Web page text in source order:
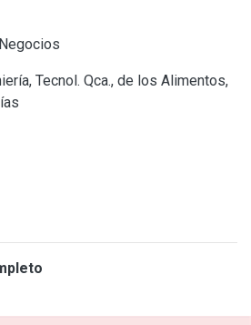
Tecnol. Qca., de los Alimentos,